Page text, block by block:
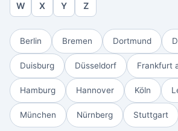
W X Y Z
Berlin Bremen Dortmund
Duisburg Düsseldorf Frankfurt
Hamburg Hannover Köln
München Nürnberg Stuttgart